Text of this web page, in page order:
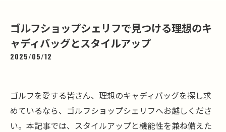
ゴルフショップシェリフで見つける理想のキ
ャディバッグとスタイルアップ
2025/05/12
ゴルフを愛する皆さん、理想のキャディバッグを探し求
めているなら、ゴルフショップシェリフへお越しくださ
い。本記事では、スタイルアップと機能性を兼ね備えた